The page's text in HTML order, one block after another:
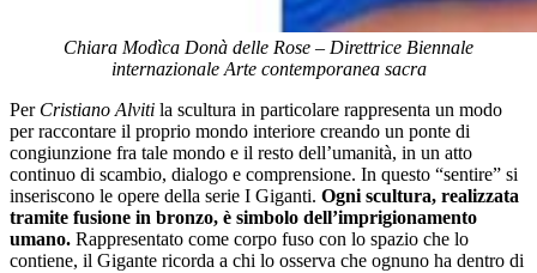
Chiara Modìca Donà delle Rose – Direttrice Biennale
internazionale Arte contemporanea sacra
Per Cristiano Alviti la scultura in particolare rappresenta un modo
per raccontare il proprio mondo interiore creando un ponte di
congiunzione fra tale mondo e il resto dell’umanità, in un atto
continuo di scambio, dialogo e comprensione. In questo “sentire” si
inseriscono le opere della serie I Giganti. Ogni scultura, realizzata
tramite fusione in bronzo, è simbolo dell’imprigionamento
umano. Rappresentato come corpo fuso con lo spazio che lo
contiene, il Gigante ricorda a chi lo osserva che ognuno ha dentro di